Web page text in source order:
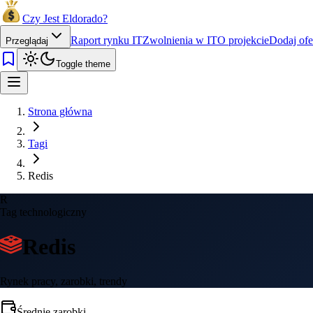
Czy Jest Eldorado?
Przeglądaj Raport rynku ITZwolnienia w ITO projekcieDodaj
Toggle theme
Strona główna
Tagi
Redis
R
Tag technologiczny
Redis
Rynek pracy, zarobki, trendy